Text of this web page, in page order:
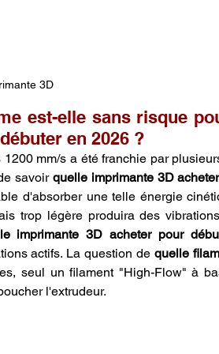
3D
est-elle sans risque
en 2026 ?
mm/s a été franchie par
savoir quelle imprimante 3D
d'absorber une telle énergie
trop légère produira des
imprimante 3D acheter pour
actifs. La question de quelle
seul un filament "High-Flow" à
l'extrudeur.